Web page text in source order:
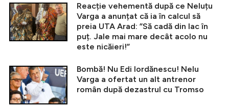
Reacție vehementă după ce Neluțu
Varga a anunțat că ia în calcul să
preia UTA Arad: ”Să cadă din lac în
puț. Jale mai mare decât acolo nu
este nicăieri!”
Bombă! Nu Edi Iordănescu! Nelu
Varga a ofertat un alt antrenor
român după dezastrul cu Tromso